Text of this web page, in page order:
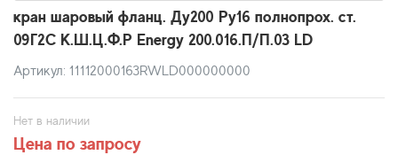
кран шаровый фланц. Ду200 Ру16 полнопрох. ст.
09Г2С К.Ш.Ц.Ф.Р Energy 200.016.П/П.03 LD
Артикул: 11112000163RWLD000000000
Нет в наличии
Цена по запросу